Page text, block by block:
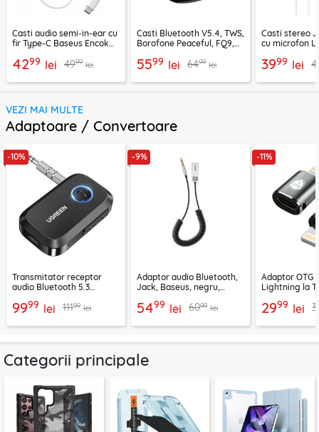
Casti audio semi-in-ear cu
fir Type-C Baseus Encok
4299 lei 4999 lei
Casti Bluetooth V5.4, TWS,
Borofone Peaceful, FQ9,
5599 lei 6499 lei
Casti stereo
cu microfon
3999 lei
VEZI MAI MULTE
Adaptoare / Convertoare
-10%
Transmitator receptor
audio Bluetooth 5.3
9999 lei 11199 lei
-9%
Adaptor audio Bluetooth,
Jack, Baseus, negru,
5499 lei 6099 lei
-11%
Adaptor OTG
Lightning la
2999 lei
Categorii principale